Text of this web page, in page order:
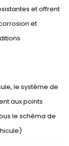
et offrent
et
le système de
aux points
le schéma de